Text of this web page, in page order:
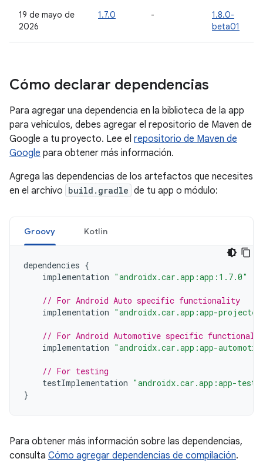
19 de mayo de
2026
1.7.0 -
1.8.0-
beta01
Cómo declarar dependencias
Para agregar una dependencia en la biblioteca de la app
para vehículos, debes agregar el repositorio de Maven de
Google a tu proyecto. Lee el repositorio de Maven de
Google para obtener más información.
Agrega las dependencias de los artefactos que necesites
en el archivo build.gradle de tu app o módulo:
Groovy Kotlin
dependencies {
implementation "androidx.car.app:app:1.7.0"
// For Android Auto specific functionality
implementation "androidx.car.app:app-
// For Android Automotive specific
implementation "androidx.car.app:app-
// For testing
testImplementation "androidx.car.app:app-
}
Para obtener más información sobre las dependencias,
consulta Cómo agregar dependencias de compilación.